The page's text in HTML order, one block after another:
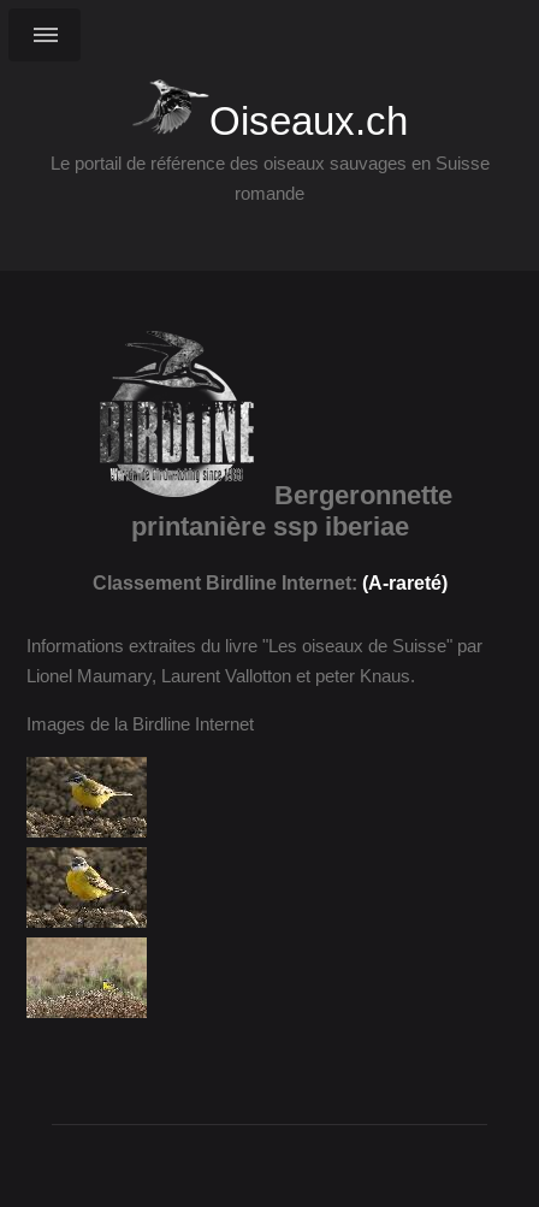
Oiseaux.ch
Le portail de référence des oiseaux sauvages en Suisse
romande
Bergeronnette
printanière ssp iberiae
Classement Birdline Internet: (A-rareté)
Informations extraites du livre "Les oiseaux de Suisse" par
Lionel Maumary, Laurent Vallotton et peter Knaus.
Images de la Birdline Internet